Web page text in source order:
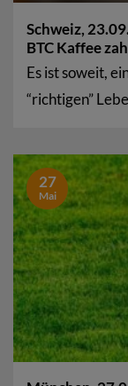
Schweiz,
BTC Kaffee
Es ist soweit,
“richtigen”
27
Mai